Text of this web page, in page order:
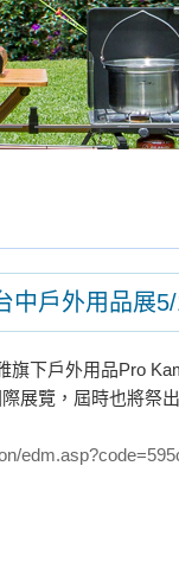
中戶外用品展
下戶外用品Pro
展覽，屆時也將祭